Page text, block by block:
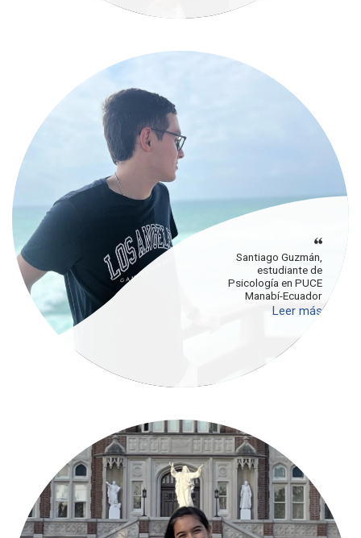
Santiago Guzmán,
estudiante de
Psicología en PUCE
Manabí-Ecuador
Leer más